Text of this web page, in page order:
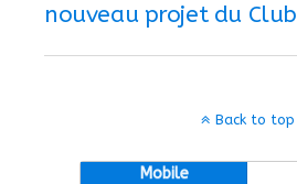
nouveau projet du
Back to top
Mobile